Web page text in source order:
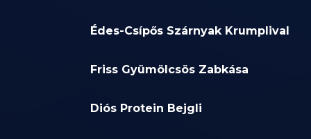
Édes-Csípős Szárnyak Krumplival
Friss Gyümölcsös Zabkása
Diós Protein Bejgli